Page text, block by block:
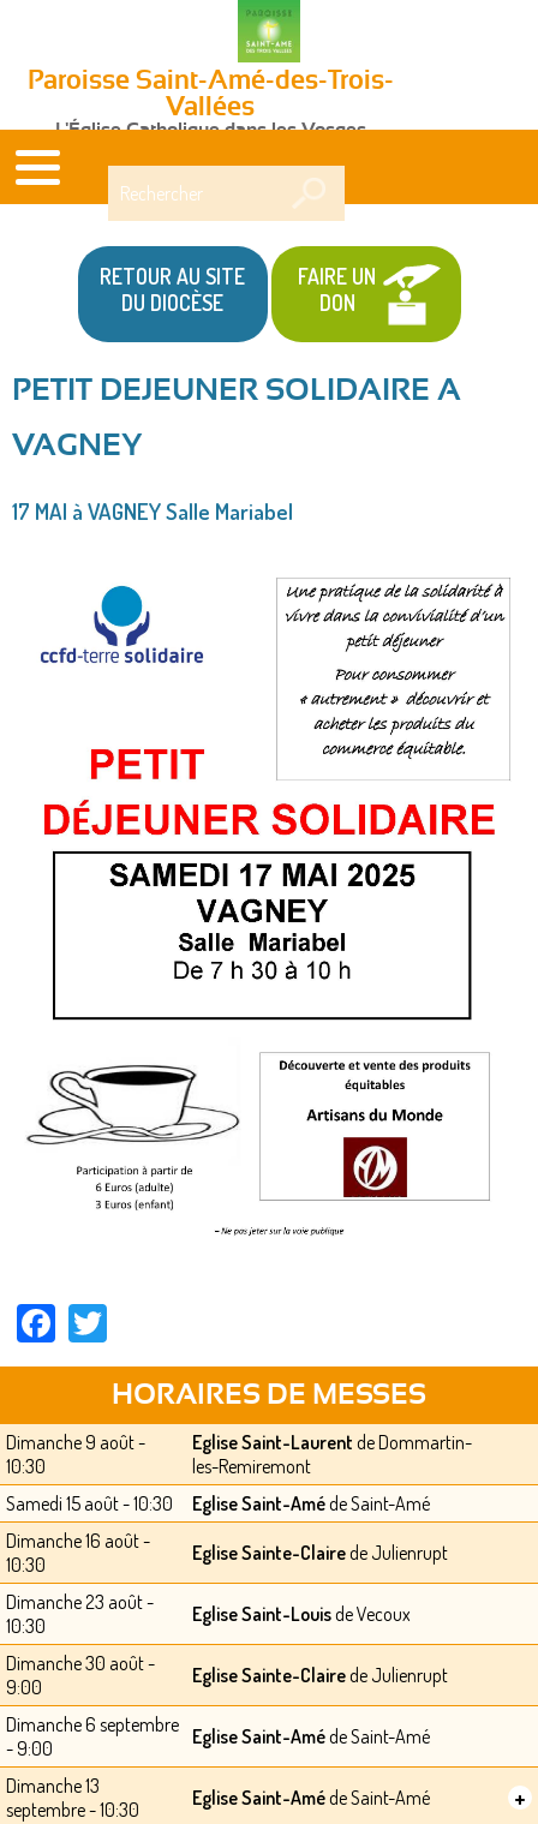
Paroisse Saint-Amé-des-Trois-
Vallées
L'Église Catholique dans les Vosges
RETOUR AU SITE
DU DIOCÈSE
FAIRE UN
DON
êtes
ici
PETIT DEJEUNER SOLIDAIRE A
VAGNEY
17 MAI à VAGNEY Salle Mariabel
Facebook
HORAIRES DE MESSES
Dimanche 9 août -
10:30
Eglise Saint-Laurent de Dommartin-
les-Remiremont
Samedi 15 août - 10:30
Eglise Saint-Améde Saint-Amé
Dimanche 16 août -
10:30
Eglise Sainte-Clairede Julienrupt
Dimanche 23 août -
10:30
Eglise Saint-Louisde Vecoux
Dimanche 30 août -
9:00
Eglise Sainte-Clairede Julienrupt
Dimanche 6 septembre
- 9:00
Eglise Saint-Améde Saint-Amé
Dimanche 13
septembre - 10:30
Eglise Saint-Améde Saint-Amé +